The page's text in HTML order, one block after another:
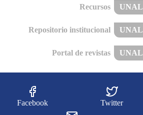
Recursos UNAL
Repositorio institucional UNAL
Portal de revistas UNAL
Facebook Twitter